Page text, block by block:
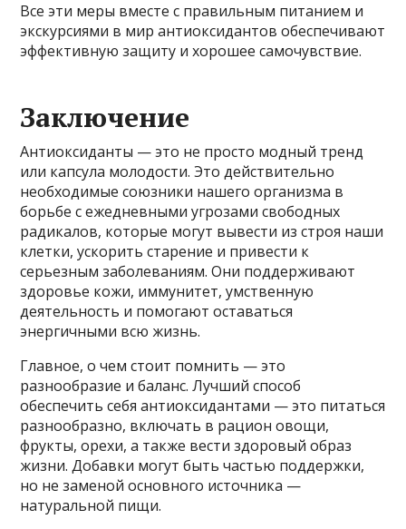
Все эти меры вместе с правильным питанием и
экскурсиями в мир антиоксидантов обеспечивают
эффективную защиту и хорошее самочувствие.
Заключение
Антиоксиданты — это не просто модный тренд
или капсула молодости. Это действительно
необходимые союзники нашего организма в
борьбе с ежедневными угрозами свободных
радикалов, которые могут вывести из строя наши
клетки, ускорить старение и привести к
серьезным заболеваниям. Они поддерживают
здоровье кожи, иммунитет, умственную
деятельность и помогают оставаться
энергичными всю жизнь.
Главное, о чем стоит помнить — это
разнообразие и баланс. Лучший способ
обеспечить себя антиоксидантами — это питаться
разнообразно, включать в рацион овощи,
фрукты, орехи, а также вести здоровый образ
жизни. Добавки могут быть частью поддержки,
но не заменой основного источника —
натуральной пищи.